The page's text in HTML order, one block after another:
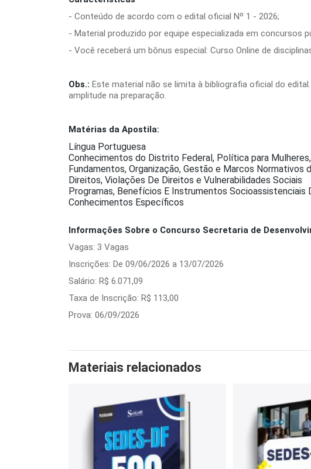
- Conteúdo de acordo com o edital oficial Nº 1 - 2026;
- Material produzido por equipe especializada em concursos
- Você receberá um bônus especial: Curso Online de
Obs.: Este material não se limita à bibliografia oficial do
amplitude na preparação.
Matérias da Apostila:
Língua Portuguesa
Conhecimentos do Distrito Federal, Política para
Fundamentos, Organização, Gestão e Marcos Normativos
Direitos, Violações De Direitos e Vulnerabilidades Sociais
Programas, Benefícios E Instrumentos Socioassistenciais
Conhecimentos Específicos
Informações Sobre o Concurso Secretaria de
Vagas: 3 Vagas
Inscrições: De 09/06/2026 a 13/07/2026
Salário: R$ 6.071,09
Taxa de Inscrição: R$ 113,00
Prova: 06/09/2026
Materiais relacionados